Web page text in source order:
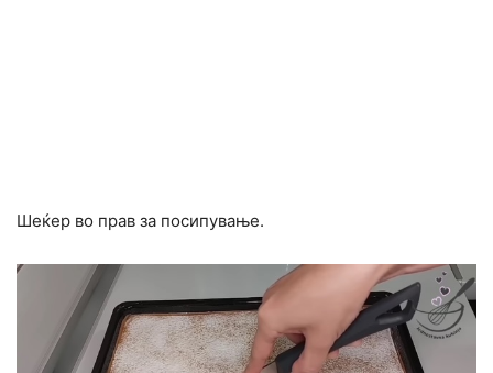
Шеќер во прав за посипување.